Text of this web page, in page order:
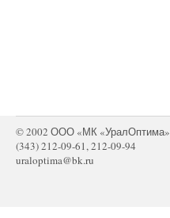
© 2002 ООО «МК «УралОптима»
(343) 212-09-61, 212-09-94
uraloptima@bk.ru